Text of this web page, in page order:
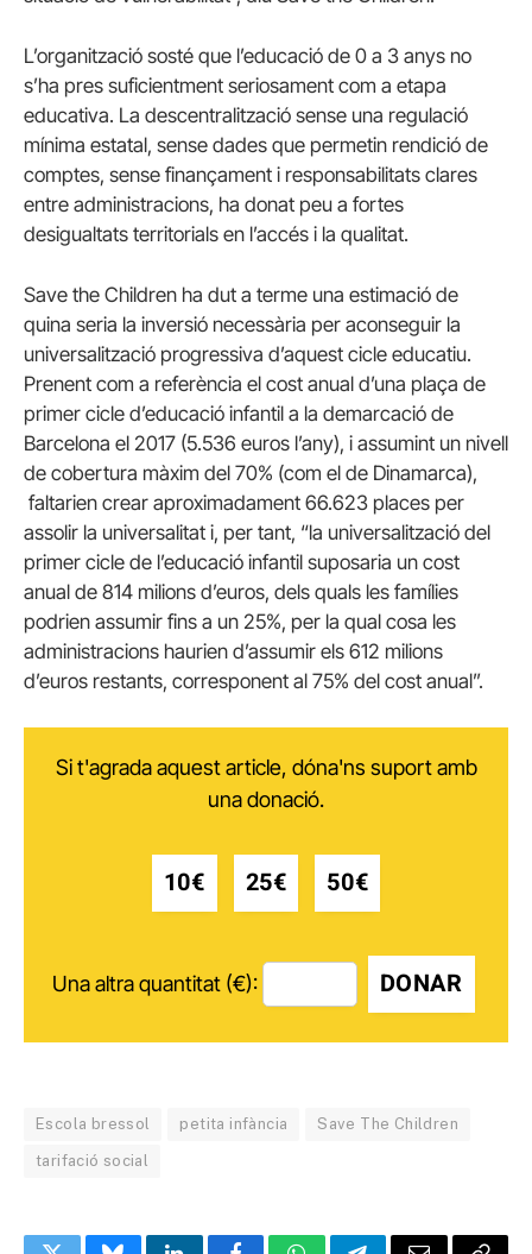
L’organització sosté que l’educació de 0 a 3 anys no
s’ha pres suficientment seriosament com a etapa
educativa. La descentralització sense una regulació
mínima estatal, sense dades que permetin rendició de
comptes, sense finançament i responsabilitats clares
entre administracions, ha donat peu a fortes
desigualtats territorials en l’accés i la qualitat.
Save the Children ha dut a terme una estimació de
quina seria la inversió necessària per aconseguir la
universalització progressiva d’aquest cicle educatiu.
Prenent com a referència el cost anual d’una plaça de
primer cicle d’educació infantil a la demarcació de
Barcelona el 2017 (5.536 euros l’any), i assumint un nivell
de cobertura màxim del 70% (com el de Dinamarca),
faltarien crear aproximadament 66.623 places per
assolir la universalitat i, per tant, “la universalització del
primer cicle de l’educació infantil suposaria un cost
anual de 814 milions d’euros, dels quals les famílies
podrien assumir fins a un 25%, per la qual cosa les
administracions haurien d’assumir els 612 milions
d’euros restants, corresponent al 75% del cost anual”.
Si t'agrada aquest article, dóna'ns suport amb
una donació.
10€ 25€ 50€
Una altra quantitat (€): DONAR
Escola bressol petita infància Save The Children
tarifació social